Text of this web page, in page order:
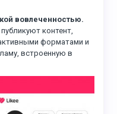
вовлеченностью.
контент,
форматами и
встроенную в